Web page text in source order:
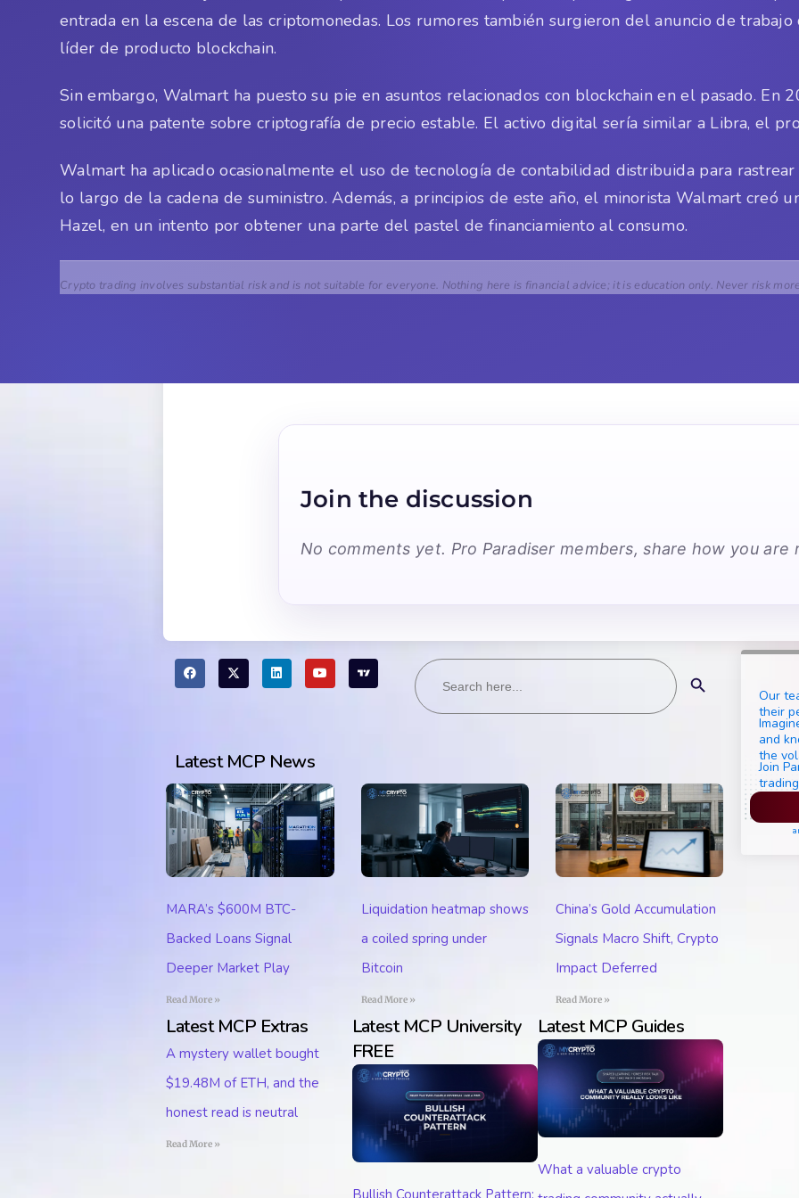
entrada en la escena de las criptomonedas. Los rumores también surgieron del anuncio de
líder de producto blockchain.
Sin embargo, Walmart ha puesto su pie en asuntos relacionados con blockchain en el pasado. En
solicitó una patente sobre criptografía de precio estable. El activo digital sería similar a Libra, el
Walmart ha aplicado ocasionalmente el uso de tecnología de contabilidad distribuida para
lo largo de la cadena de suministro. Además, a principios de este año, el minorista Walmart creó
Hazel, en un intento por obtener una parte del pastel de financiamiento al consumo.
Crypto trading involves substantial risk and is not suitable for everyone. Nothing here is financial advice; it is education only. Never risk
Join the discussion
No comments yet. Pro Paradiser members, share how you are
Search
for:
Latest MCP News
MARA’s $600M BTC-
Backed Loans Signal
Deeper Market Play
Read More »
Liquidation heatmap shows
a coiled spring under
Bitcoin
Read More »
China’s Gold Accumulation
Signals Macro Shift, Crypto
Impact Deferred
Read More »
Latest MCP Extras
A mystery wallet bought
$19.48M of ETH, and the
honest read is neutral
Read More »
Latest MCP University
FREE
Bullish Counterattack Pattern:
Latest MCP Guides
What a valuable crypto
Our
their
and
the
Join